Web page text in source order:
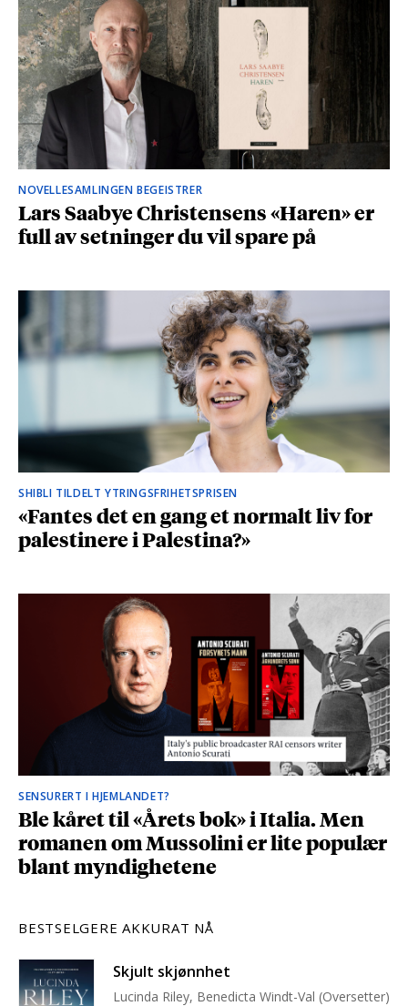
NOVELLESAMLINGEN BEGEISTRER
Lars Saabye Christensens «Haren» er
full av setninger du vil spare på
SHIBLI TILDELT YTRINGSFRIHETSPRISEN
«Fantes det en gang et normalt liv for
palestinere i Palestina?»
SENSURERT I HJEMLANDET?
Ble kåret til «Årets bok» i Italia. Men
romanen om Mussolini er lite populær
blant myndighetene
BESTSELGERE AKKURAT NÅ
Skjult skjønnhet
Lucinda Riley, Benedicta Windt-Val (Oversetter)